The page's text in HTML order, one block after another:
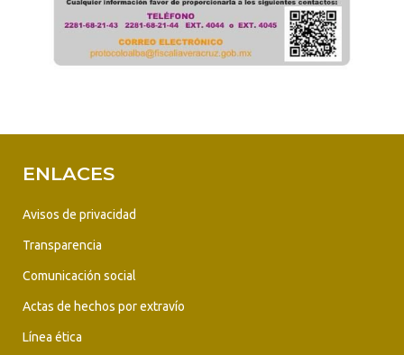
ENLACES
Avisos de privacidad
Transparencia
Comunicación social
Actas de hechos por extravío
Línea ética